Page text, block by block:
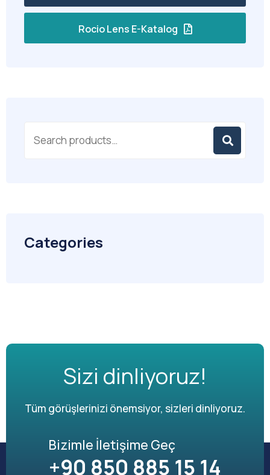
Rocio Lens E-Katalog
Categories
Sizi dinliyoruz!
Tüm görüşlerinizi önemsiyor, sizleri dinliyoruz.
Bizimle İletişime Geç
+90 850 885 15 14